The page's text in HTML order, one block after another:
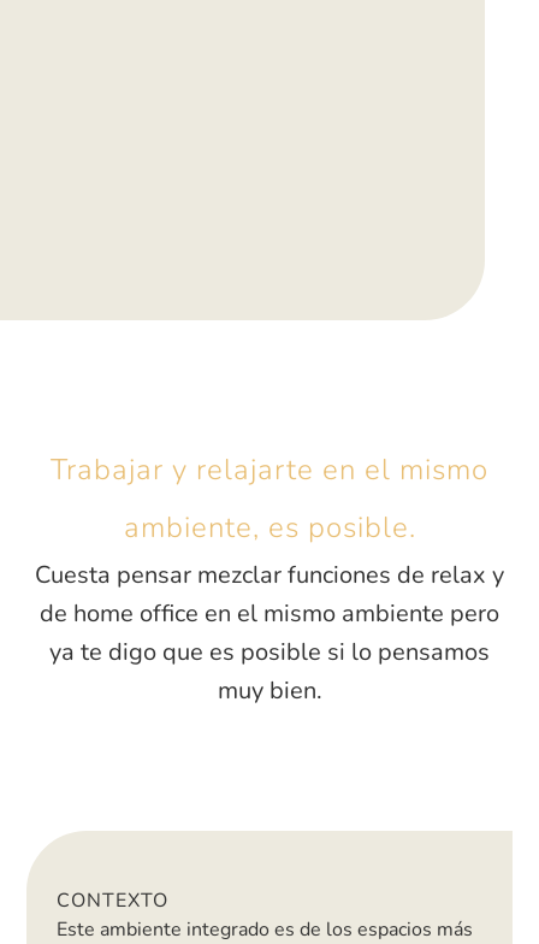
Trabajar y relajarte en el mismo
ambiente, es posible.
Cuesta pensar mezclar funciones de relax y
de home office en el mismo ambiente pero
ya te digo que es posible si lo pensamos
muy bien.
CONTEXTO
Este ambiente integrado es de los espacios más